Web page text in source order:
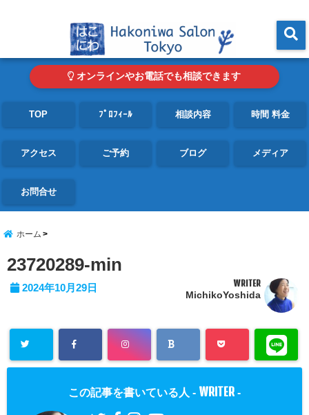
オンラインやお電話でも相談できます
TOP ﾌﾟﾛﾌｨｰﾙ 相談内容 時間 料金
アクセス ご予約 ブログ メディア
お問合せ
ホーム
23720289-min
2024年10月29日 WRITER
MichikoYoshida
この記事を書いている人 - WRITER -